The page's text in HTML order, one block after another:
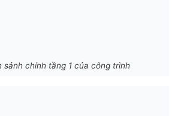
sảnh chính tầng 1 của công trình